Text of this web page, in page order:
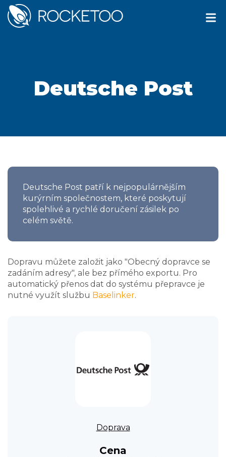
Deutsche Post
Deutsche Post patří k nejpopulárnějším
kurýrním společnostem, které poskytují
spolehlivé a rychlé doručení zásilek po
celém světě.
Dopravu můžete založit jako "Obecný dopravce se
zadáním adresy", ale bez přímého exportu. Pro
automatický přenos dat do systému přepravce je
nutné využít službu Baselinker.
Doprava
Cena